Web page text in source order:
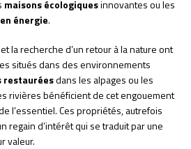
maisons écologiquesinnovantes ou les
énergie.
et la recherche d’un retour à la nature ont
situés dans des environnements
restauréesdans les alpages ou les
rivières bénéficient de cet engouement
l’essentiel. Ces propriétés, autrefois
regain d’intérêt qui se traduit par une
valeur.